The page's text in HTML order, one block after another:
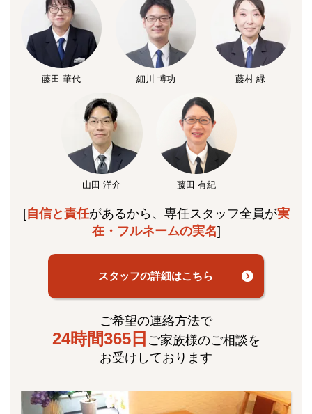
藤田 華代 細川 博功 藤村 緑
山田 洋介 藤田 有紀
[自信と責任があるから、専任スタッフ全員が実
在・フルネームの実名]
スタッフの詳細はこちら
ご希望の連絡方法で
24時間365日 ご家族様のご相談を
お受けしております